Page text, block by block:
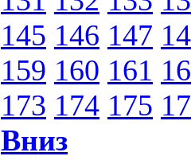
145 146 147
159 160 161
173 174 175
Вниз